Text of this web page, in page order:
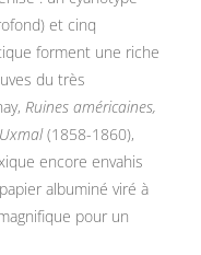
et cinq
forment une riche
du très
Ruines américaines,
(1858-1860),
encore envahis
albuminé viré à
pour un